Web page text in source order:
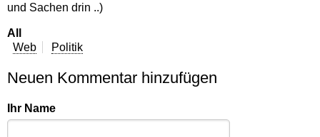
und Sachen drin ..)
All
Web
Politik
Neuen Kommentar hinzufügen
Ihr Name